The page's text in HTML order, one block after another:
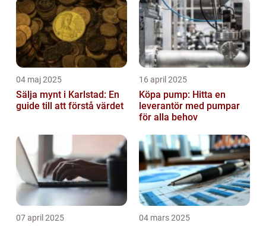
04 maj 2025
Sälja mynt i Karlstad: En
guide till att förstå värdet
16 april 2025
Köpa pump: Hitta en
leverantör med pumpar
för alla behov
07 april 2025 04 mars 2025